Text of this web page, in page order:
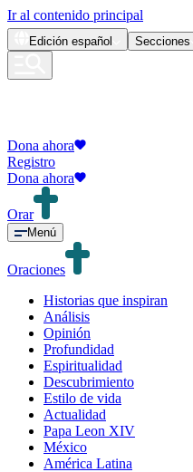
Ir al contenido principal
Edición español Secciones
Dona ahora
Registro
Dona ahora
Orar
Menú
Oraciones
Historias que inspiran
Análisis
Opinión
Profundidad
Espiritualidad
Descubrimiento
Estilo de vida
Actualidad
Papa Leon XIV
México
América Latina